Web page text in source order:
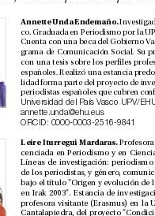
Annette Unda Endemaño.
annette.unda@ehu.eus
0000-0003-2516-9841
Leire Iturregui Mardaras.